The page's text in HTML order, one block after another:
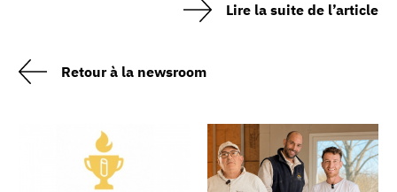
Lire la suite de l’article
Retour à la newsroom